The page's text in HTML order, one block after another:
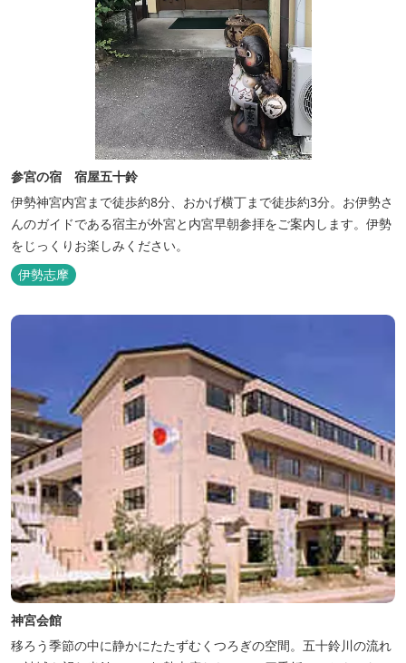
参宮の宿 宿屋五十鈴
伊勢神宮内宮まで徒歩約8分、おかげ横丁まで徒歩約3分。お伊勢さ
んのガイドである宿主が外宮と内宮早朝参拝をご案内します。伊勢
をじっくりお楽しみください。
伊勢志摩
神宮会館
移ろう季節の中に静かにたたずむくつろぎの空間。五十鈴川の流れ